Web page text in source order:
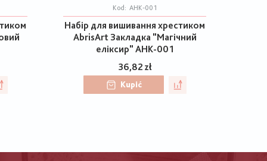
Kod: AHK-001
Набір для вишивання хрестиком
AbrisArt Закладка "Магічний
еліксир" AHK-001
36,82 zł
Kupić